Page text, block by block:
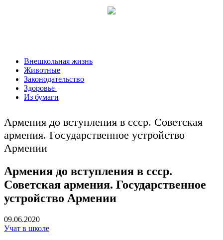
Внешкольная жизнь
Животные
Законодательство
Здоровье
Из бумаги
Армения до вступления в ссср. Советская
армения. Государственное устройство
Армении
Армения до вступления в ссср.
Советская армения. Государственное
устройство Армении
09.06.2020
Учат в школе